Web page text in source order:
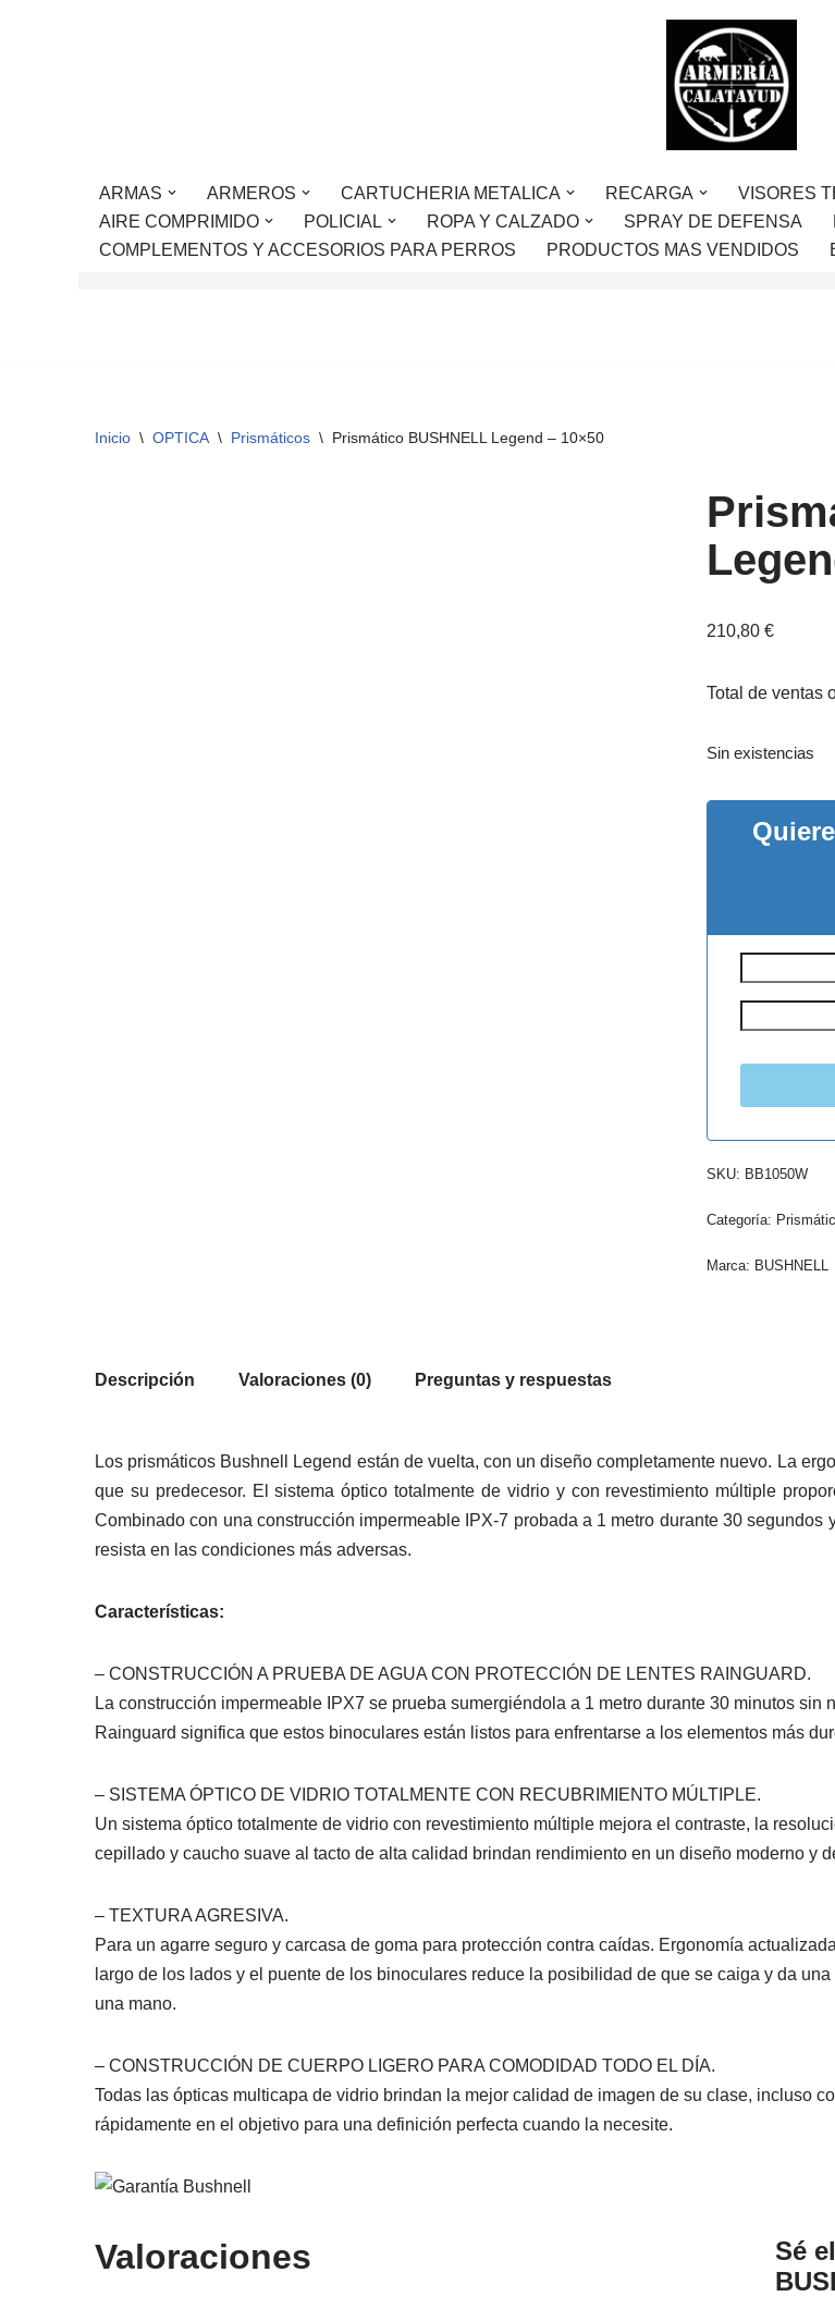
ARMAS ARMEROS CARTUCHERIA METALICA RECARGA VISORES
AIRE COMPRIMIDO
POLICIAL ROPA Y CALZADO SPRAY DE DEFENSA
COMPLEMENTOS Y ACCESORIOS PARA PERROS
PRODUCTOS MAS VENDIDOS
Inicio \ OPTICA \ Prismáticos \ Prismático BUSHNELL Legend – 10×50
210,80 €
Total de ventas
Sin existencias
SKU: BB1050W
Categoría:
Marca: BUSHNELL
Descripción Valoraciones (0) Preguntas y respuestas
Los prismáticos Bushnell Legend están de vuelta, con un diseño completamente nuevo. La
que su predecesor. El sistema óptico totalmente de vidrio y con revestimiento múltiple
Combinado con una construcción impermeable IPX-7 probada a 1 metro durante 30
resista en las condiciones más adversas.
Características:
– CONSTRUCCIÓN A PRUEBA DE AGUA CON PROTECCIÓN DE LENTES RAINGUARD.
La construcción impermeable IPX7 se prueba sumergiéndola a 1 metro durante 30 minutos
Rainguard significa que estos binoculares están listos para enfrentarse a los elementos más
– SISTEMA ÓPTICO DE VIDRIO TOTALMENTE CON RECUBRIMIENTO MÚLTIPLE.
Un sistema óptico totalmente de vidrio con revestimiento múltiple mejora el contraste, la
cepillado y caucho suave al tacto de alta calidad brindan rendimiento en un diseño moderno y
– TEXTURA AGRESIVA.
Para un agarre seguro y carcasa de goma para protección contra caídas. Ergonomía
largo de los lados y el puente de los binoculares reduce la posibilidad de que se caiga y da
una mano.
– CONSTRUCCIÓN DE CUERPO LIGERO PARA COMODIDAD TODO EL DÍA.
Todas las ópticas multicapa de vidrio brindan la mejor calidad de imagen de su clase, incluso
rápidamente en el objetivo para una definición perfecta cuando la necesite.
Valoraciones
Sé